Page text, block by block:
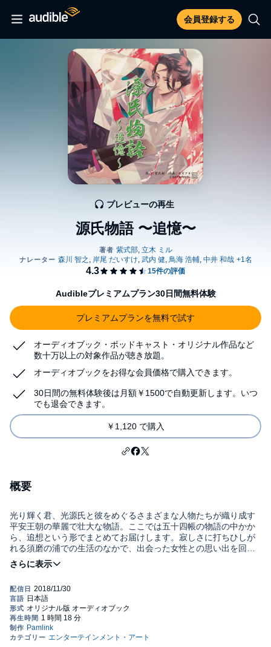
会員登録する
源氏物語 〜追憶〜
プレビューの再生
Audibleプレミアムプラン30日間無料体験
プレミアムプランを無料で試す
オーディオブック・ポッドキャスト・オリジナル作品など
数十万以上の対象作品が聴き放題。
オーディオブックをお得な会員価格で購入できます。
30日間の無料体験後は月額￥1500で自動更新します。いつ
でも退会できます。
￥1,120 で購入
概要
光り輝く君、光源氏と彼をめぐるさまざまな人物たちが織り成す
平安王朝の華麗で壮大な物語。ここでは五十四帳の物語の中かか
ら、追想という形でまとめてお届けします。寂しさに打ちひしが
れる須磨の浦での生活のなかで、出会った女性との思い出を回想
する光源氏。都の女君たちとの和歌のやりとり。だんだんと途絶
えていく文のやりとり。光源氏は忘れ去られていく自らを思い知
な頃に出会った女性との絡みを表現しています。キャストは全て
男性。
©モモアンドグレースカンパニー (P)2018 Pamlink Corp.